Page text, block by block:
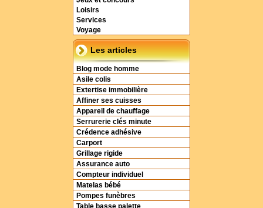
Loisirs
Services
Voyage
Les articles
Blog mode homme
Asile colis
Extertise immobilière
Affiner ses cuisses
Appareil de chauffage
Serrurerie clés minute
Crédence adhésive
Carport
Grillage rigide
Assurance auto
Compteur individuel
Matelas bébé
Pompes funèbres
Table basse palette